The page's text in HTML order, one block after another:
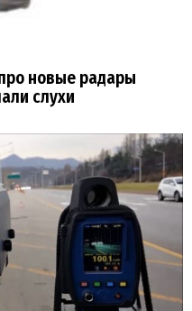
новые радары
слухи